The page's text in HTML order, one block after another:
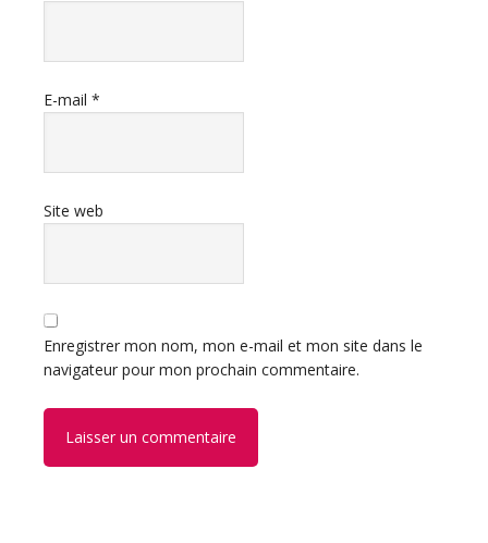
E-mail *
Site web
Enregistrer mon nom, mon e-mail et mon site dans le
navigateur pour mon prochain commentaire.